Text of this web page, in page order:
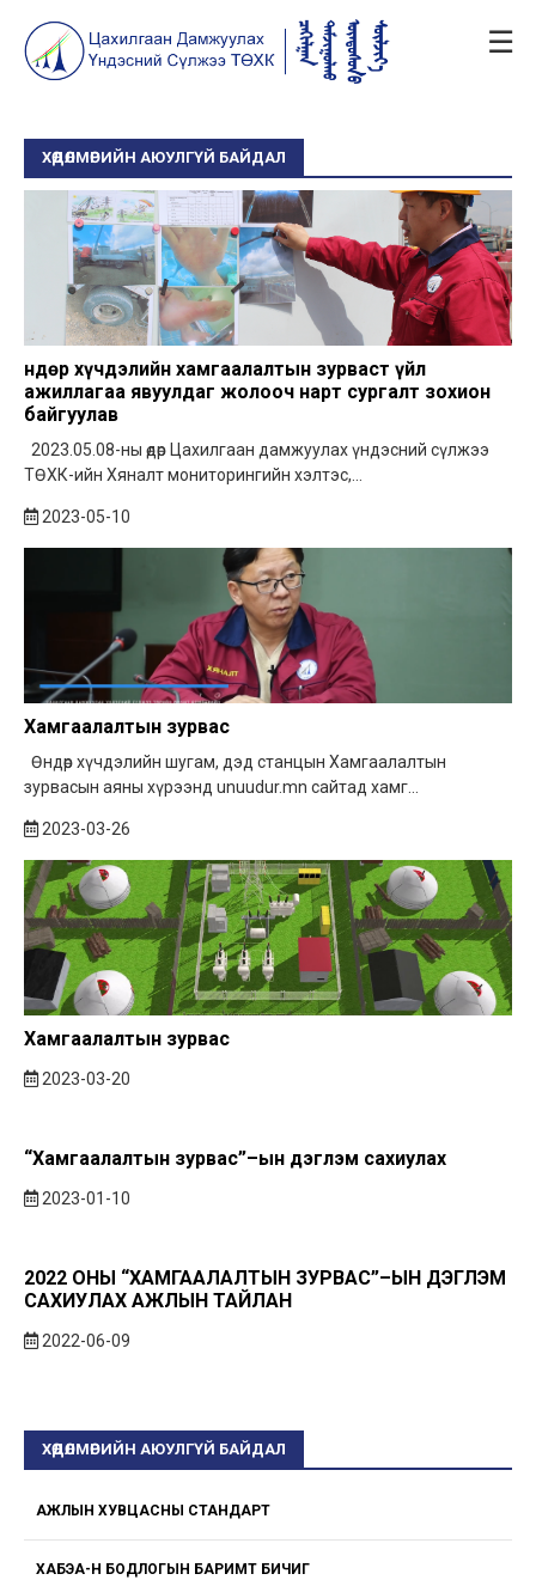
☰
ХӨДӨЛМӨРИЙН АЮУЛГҮЙ БАЙДАЛ
Өндөр хүчдэлийн хамгаалалтын зурваст үйл
ажиллагаа явуулдаг жолооч нарт сургалт зохион
байгуулав
2023.05.08-ны өдөр Цахилгаан дамжуулах үндэсний сүлжээ
ТӨХК-ийн Хяналт мониторингийн хэлтэс,...
2023-05-10
Хамгаалалтын зурвас
Өндөр хүчдэлийн шугам, дэд станцын Хамгаалалтын
зурвасын аяны хүрээнд unuudur.mn сайтад хамг...
2023-03-26
Хамгаалалтын зурвас
2023-03-20
“Хамгаалалтын зурвас”–ын дэглэм сахиулах
2023-01-10
2022 ОНЫ “ХАМГААЛАЛТЫН ЗУРВАС”–ЫН ДЭГЛЭМ
САХИУЛАХ АЖЛЫН ТАЙЛАН
2022-06-09
ХӨДӨЛМӨРИЙН АЮУЛГҮЙ БАЙДАЛ
АЖЛЫН ХУВЦАСНЫ СТАНДАРТ
ХАБЭА-Н БОДЛОГЫН БАРИМТ БИЧИГ